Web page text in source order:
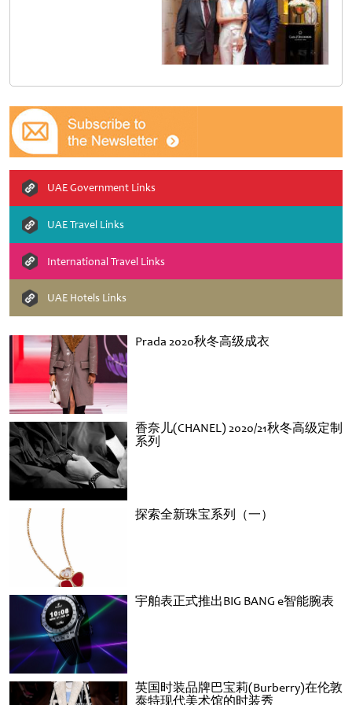
Prada 2020秋冬高级成衣
香奈儿(CHANEL) 2020/21秋冬高级定制
系列
探索全新珠宝系列（一）
宇舶表正式推出BIG BANG e智能腕表
英国时装品牌巴宝莉(Burberry)在伦敦
泰特现代美术馆的时装秀
UAE Government Links
UAE Travel Links
International Travel Links
UAE Hotels Links